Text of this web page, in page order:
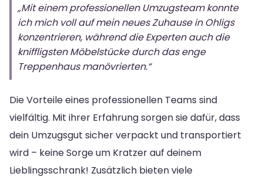
„Mit einem professionellen Umzugsteam konnte
ich mich voll auf mein neues Zuhause in Ohligs
konzentrieren, während die Experten auch die
kniffligsten Möbelstücke durch das enge
Treppenhaus manövrierten.“
Die Vorteile eines professionellen Teams sind
vielfältig. Mit ihrer Erfahrung sorgen sie dafür, dass
dein Umzugsgut sicher verpackt und transportiert
wird – keine Sorge um Kratzer auf deinem
Lieblingsschrank! Zusätzlich bieten viele